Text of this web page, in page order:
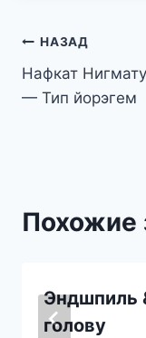
Навигация
по
НАЗАД
Нафкат
— Тип йорэгем
Похожие
Эндшпиль
голову